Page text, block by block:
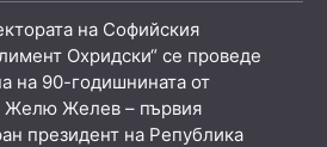
на Софийския
Охридски“ се проведе
на 90-годишнината от
Желю Желев – първия
президент на Република